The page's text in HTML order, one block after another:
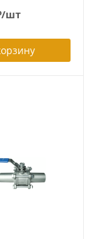
(L= 80)
/шт